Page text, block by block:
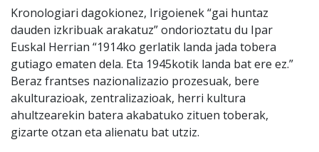
Kronologiari dagokionez, Irigoienek “gai huntaz
dauden izkribuak arakatuz” ondorioztatu du Ipar
Euskal Herrian “1914ko gerlatik landa jada tobera
gutiago ematen dela. Eta 1945kotik landa bat ere ez.”
Beraz frantses nazionalizazio prozesuak, bere
akulturazioak, zentralizazioak, herri kultura
ahultzearekin batera akabatuko zituen toberak,
gizarte otzan eta alienatu bat utziz.